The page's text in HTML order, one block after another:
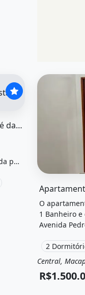
2 dormitórios, 1
casa no igarapé da
Vendo Uma Casa no Igarapé da Fortaleza
por
O
1 Banheiro e
Avenida
2
Aluguel
Central,